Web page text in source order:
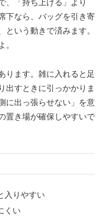
、「持ち上げる」より
下なら、バッグを引き寄
という動きで済みます。
。
ります。雑に入れると足
出すときに引っかかりま
に出っ張らせない」を意
置き場が確保しやすいで
入りやすい
くい